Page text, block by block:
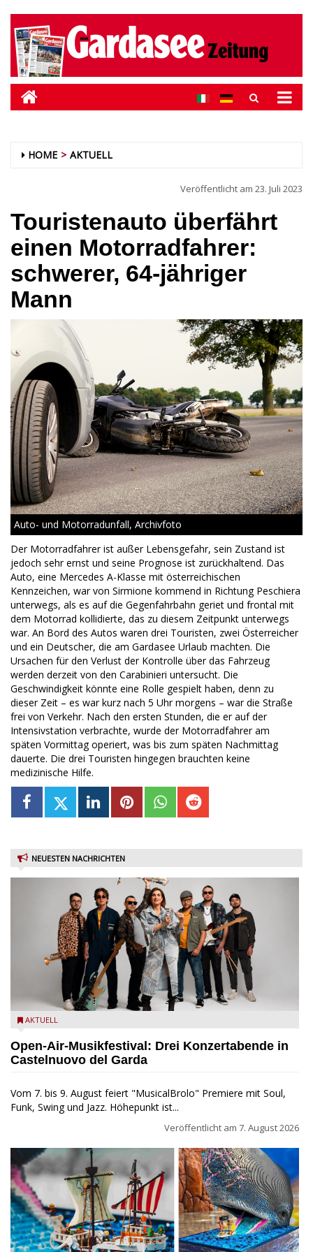
HOME AKTUELL
Veröffentlicht am 23. Juli 2023
Touristenauto überfährt
einen Motorradfahrer:
schwerer, 64-jähriger
Mann
Auto- und Motorradunfall, Archivfoto
Der Motorradfahrer ist außer Lebensgefahr, sein Zustand ist
jedoch sehr ernst und seine Prognose ist zurückhaltend. Das
Auto, eine Mercedes A-Klasse mit österreichischen
Kennzeichen, war von Sirmione kommend in Richtung Peschiera
unterwegs, als es auf die Gegenfahrbahn geriet und frontal mit
dem Motorrad kollidierte, das zu diesem Zeitpunkt unterwegs
war. An Bord des Autos waren drei Touristen, zwei Österreicher
und ein Deutscher, die am Gardasee Urlaub machten. Die
Ursachen für den Verlust der Kontrolle über das Fahrzeug
werden derzeit von den Carabinieri untersucht. Die
Geschwindigkeit könnte eine Rolle gespielt haben, denn zu
dieser Zeit – es war kurz nach 5 Uhr morgens – war die Straße
frei von Verkehr. Nach den ersten Stunden, die er auf der
Intensivstation verbrachte, wurde der Motorradfahrer am
späten Vormittag operiert, was bis zum späten Nachmittag
dauerte. Die drei Touristen hingegen brauchten keine
medizinische Hilfe.
NEUESTEN NACHRICHTEN
Castelnuovo del Garda: Die "Dirotta su Cuba" zu Gast beim
AKTUELL
Open-Air-Musikfestival: Drei Konzertabende in
Castelnuovo del Garda
Vom 7. bis 9. August feiert "MusicalBrolo" Premiere mit Soul,
Funk, Swing und Jazz. Höhepunkt ist...
Veröffentlicht am 7. August 2026